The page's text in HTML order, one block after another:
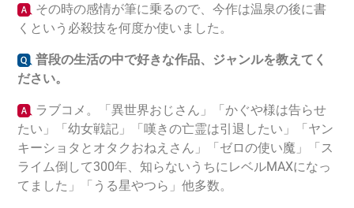
その時の感情が筆に乗るので、今作は温泉の後に書
くという必殺技を何度か使いました。
普段の生活の中で好きな作品、ジャンルを教えてく
ださい。
ラブコメ。「異世界おじさん」「かぐや様は告らせ
たい」「幼女戦記」「嘆きの亡霊は引退したい」「ヤン
キーショタとオタクおねえさん」「ゼロの使い魔」「ス
ライム倒して300年、知らないうちにレベルMAXになっ
てました」「うる星やつら」他多数。